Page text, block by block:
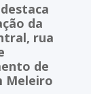
da
rua
de
Meleiro